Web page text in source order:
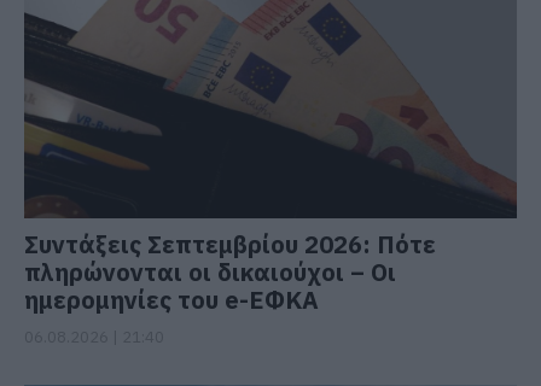
Συντάξεις Σεπτεμβρίου 2026: Πότε
πληρώνονται οι δικαιούχοι – Οι
ημερομηνίες του e-ΕΦΚΑ